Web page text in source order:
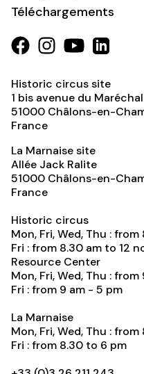
Téléchargements
Historic circus site
1 bis avenue du
51000 Châlons-en-
France
La Marnaise site
Allée Jack Ralite
51000 Châlons-en-
France
Historic circus
Mon, Fri, Wed, Thu :
Fri : from 8.30 am to 12
Resource Center
Mon, Fri, Wed, Thu :
Fri : from 9 am - 5 pm
La Marnaise
Mon, Fri, Wed, Thu :
Fri : from 8.30 to 6 pm